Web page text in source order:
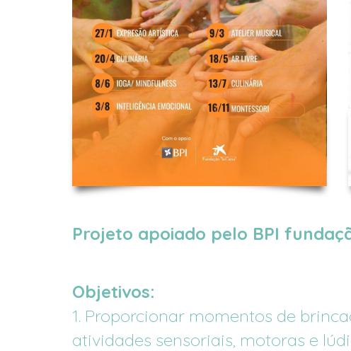
Projeto apoiado pelo BPI
Objetivos:
1. Proporcionar momentos de
atividades sensoriais, motoras e